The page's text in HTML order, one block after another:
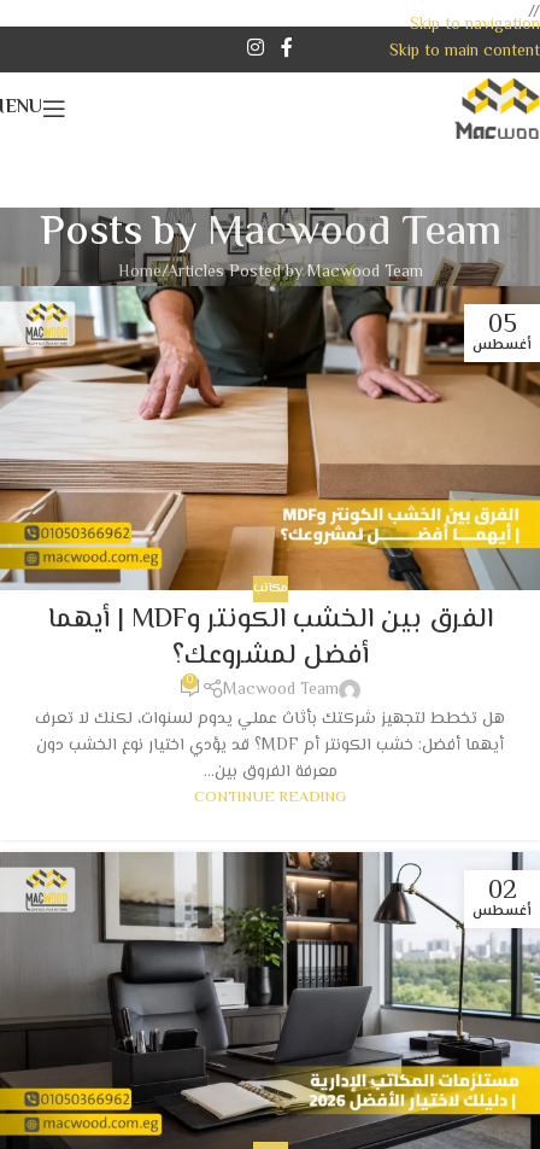
//
Skip to navigation
Skip to main content
Posts byMacwood Team
Home Articles Posted by Macwood Team
05
أغسطس
مكاتب
الفرق بين الخشب الكونتر وMDF | أيهما
أفضل لمشروعك؟
Macwood Team
0
هل تخطط لتجهيز شركتك بأثاث عملي يدوم لسنوات، لكنك لا تعرف
أيهما أفضل: خشب الكونتر أم MDF؟ قد يؤدي اختيار نوع الخشب دون
معرفة الفروق بين...
CONTINUE READING
02
أغسطس